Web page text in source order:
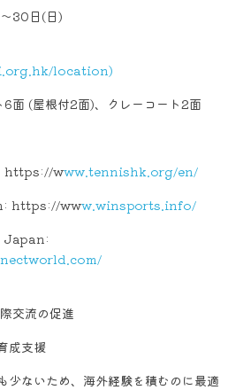
30日(日)
location)
6面 (屋根付2面)、クレーコート2面
: https://www.tennishk.org/en/
https://www.winsports.info/
Japan:
交流の促進
成支援
少ないため、海外経験を積むのに最適